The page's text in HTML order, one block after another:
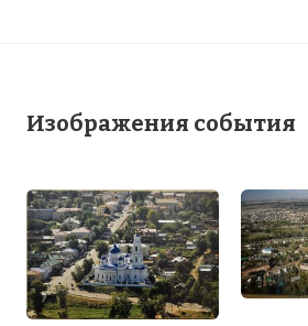
Изображения события